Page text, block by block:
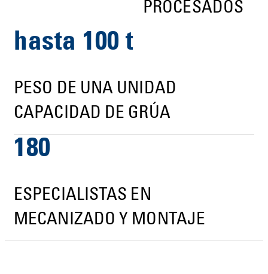
PROCESADOS
hasta 100 t
PESO DE UNA UNIDAD
CAPACIDAD DE GRÚA
180
ESPECIALISTAS EN
MECANIZADO Y MONTAJE